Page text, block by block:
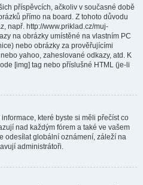
příspěvcích, ačkoliv v současné době
přímo na board. Z tohoto důvodu
např. http://www.priklad.cz/muj-
na obrázky umístěné na vlastním PC
nebo obrázky za prověřujícími
yahoo, zaheslované odkazy, atd. K
[img] tag nebo příslušné HTML (je-li
které byste si měli přečíst co
nad každým fórem a také ve vašem
odesílat globální oznámení, záleží na
administrátoři.